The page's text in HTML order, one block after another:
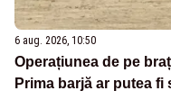
6 aug. 2026, 10:50
Operațiunea de pe
Prima barjă ar putea